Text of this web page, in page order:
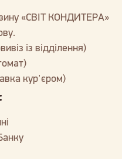
«СВІТ КОНДИТЕРА»
із відділення)
кур'єром)